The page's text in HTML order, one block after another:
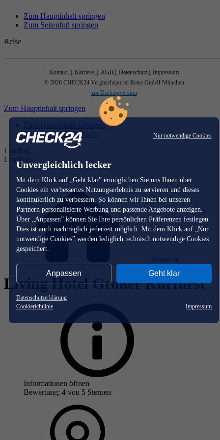
Nur notwendige Cookies
Unvergleichlich lecker
Mit dem Klick auf „Geht klar” ermöglichen Sie uns Ihnen über
Cookies ein verbessertes Nutzungserlebnis zu servieren und dieses
kontinuierlich zu verbessern. So können wir Ihnen bei unseren
Partnern personalisierte Werbung und passende Angebote anzeigen.
Über „Anpassen” können Sie Ihre persönlichen Präferenzen festlegen.
Dies ist auch nachträglich jederzeit möglich. Mit dem Klick auf „Nur
notwendige Cookies” werden lediglich technisch notwendige Cookies
gespeichert.
Anpassen Geht klar
Datenschutzerklärung
Cookierichtlinie
Impressum
Zum Hauptinhalt springen
Zum Seitenfuß springen
Reise
Kontakt | Karriere | AGB | Datenschutz
| Impressum
© 2026 CHECK24 Vergleichsportal Reise GmbH München
zur Desktopversion
Zum Hauptinhalt springen
Zum Hauptinhalt springen
Zum Seitenfuß springen
Loading...
Loading...
Living Hotel Großer Kurfürst
Informationen öffnen
Bewertung: 4 von 5 Sternen